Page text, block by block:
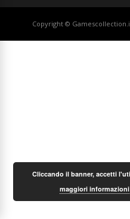
Copyright ©
Cliccando il banner, accetti
maggiori informazioni